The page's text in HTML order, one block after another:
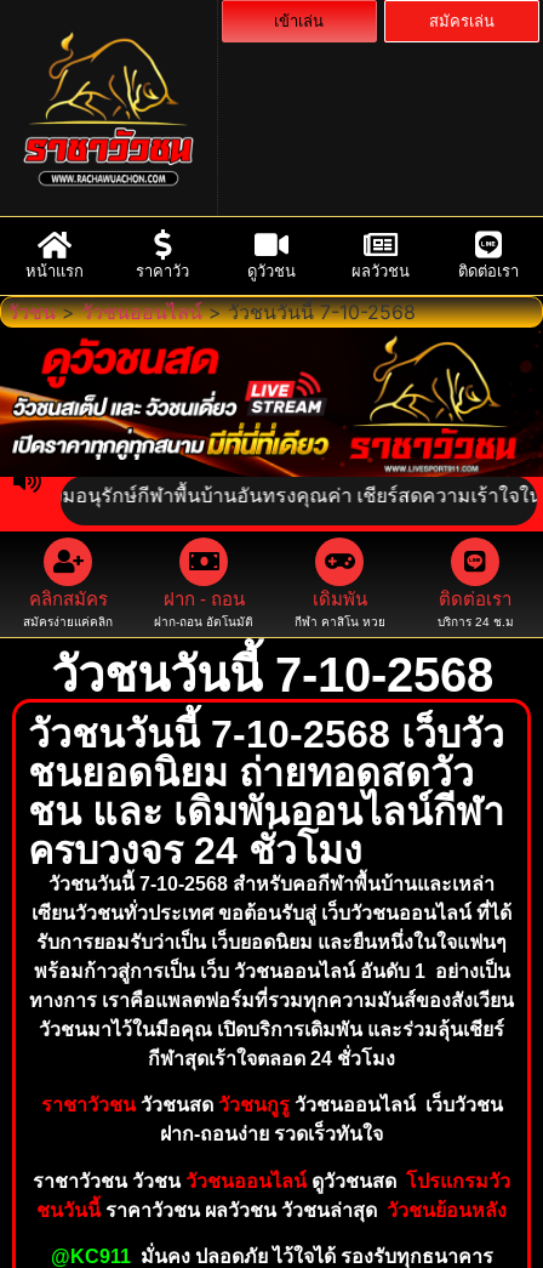
เข้าเล่น สมัครเล่น
หน้าแรก ราคาวัว ดูวัวชน ผลวัวชน ติดต่อเรา
วัวชน>วัวชนออนไลน์>วัวชนวันนี้ 7-10-2568
มอนุรักษ์กีฬาพื้นบ้านอันทรงคุณค่า เชียร์สดความเร้าใจในสังเ
คลิกสมัคร
สมัครง่ายแค่คลิก
ฝาก - ถอน
ฝาก-ถอน อัตโนมัติ
เดิมพัน
กีฬา คาสิโน หวย
ติดต่อเรา
บริการ 24 ช.ม
วัวชนวันนี้ 7-10-2568
วัวชนวันนี้ 7-10-2568 เว็บวัว
ชนยอดนิยม ถ่ายทอดสดวัว
ชน และ เดิมพันออนไลน์กีฬา
ครบวงจร 24 ชั่วโมง
วัวชนวันนี้ 7-10-2568 สำหรับคอกีฬาพื้นบ้านและเหล่า
เซียนวัวชนทั่วประเทศ ขอต้อนรับสู่ เว็บวัวชนออนไลน์ ที่ได้
รับการยอมรับว่าเป็น เว็บยอดนิยม และยืนหนึ่งในใจแฟนๆ
พร้อมก้าวสู่การเป็น เว็บ วัวชนออนไลน์ อันดับ 1 อย่างเป็น
ทางการ เราคือแพลตฟอร์มที่รวมทุกความมันส์ของสังเวียน
วัวชนมาไว้ในมือคุณ เปิดบริการเดิมพัน และร่วมลุ้นเชียร์
กีฬาสุดเร้าใจตลอด 24 ชั่วโมง
ราชาวัวชนวัวชนสด วัวชนกูรูวัวชนออนไลน์ เว็บวัวชน
ฝาก-ถอนง่าย รวดเร็วทันใจ
ราชาวัวชน วัวชนวัวชนออนไลน์ดูวัวชนสด โปรแกรมวัว
ชนวันนี้ราคาวัวชน ผลวัวชน วัวชนล่าสุด วัวชนย้อนหลัง
@KC911มั่นคง ปลอดภัย ไว้ใจได้ รองรับทุกธนาคาร